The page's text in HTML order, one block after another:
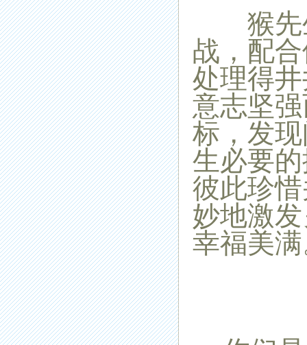
猴先
战，配
处理得
意志坚
标，发
生必要
彼此珍
妙地激
幸福美